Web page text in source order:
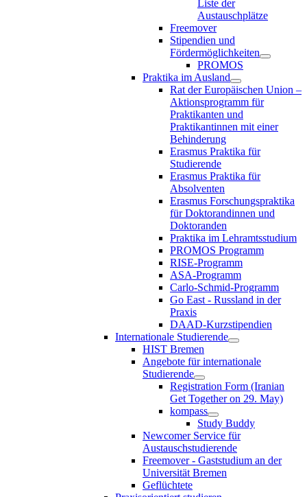
Liste der
Austauschplätze
Freemover
Stipendien und
Fördermöglichkeiten
PROMOS
Praktika im Ausland
Rat der Europäischen Union –
Aktionsprogramm für
Praktikanten und
Praktikantinnen mit einer
Behinderung
Erasmus Praktika für
Studierende
Erasmus Praktika für
Absolventen
Erasmus Forschungspraktika
für Doktorandinnen und
Doktoranden
Praktika im Lehramtsstudium
PROMOS Programm
RISE-Programm
ASA-Programm
Carlo-Schmid-Programm
Go East - Russland in der
Praxis
DAAD-Kurzstipendien
Internationale Studierende
HIST Bremen
Angebote für internationale
Studierende
Registration Form (Iranian
Get Together on 29. May)
kompass
Study Buddy
Newcomer Service für
Austauschstudierende
Freemover - Gaststudium an der
Universität Bremen
Geflüchtete